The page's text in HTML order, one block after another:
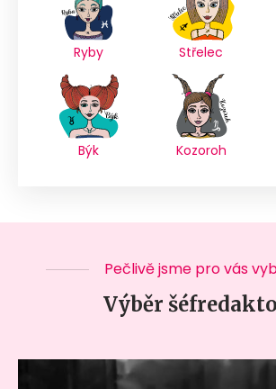
Ryby Střelec
Býk Kozoroh
Pečlivě jsme pro vás
Výběr